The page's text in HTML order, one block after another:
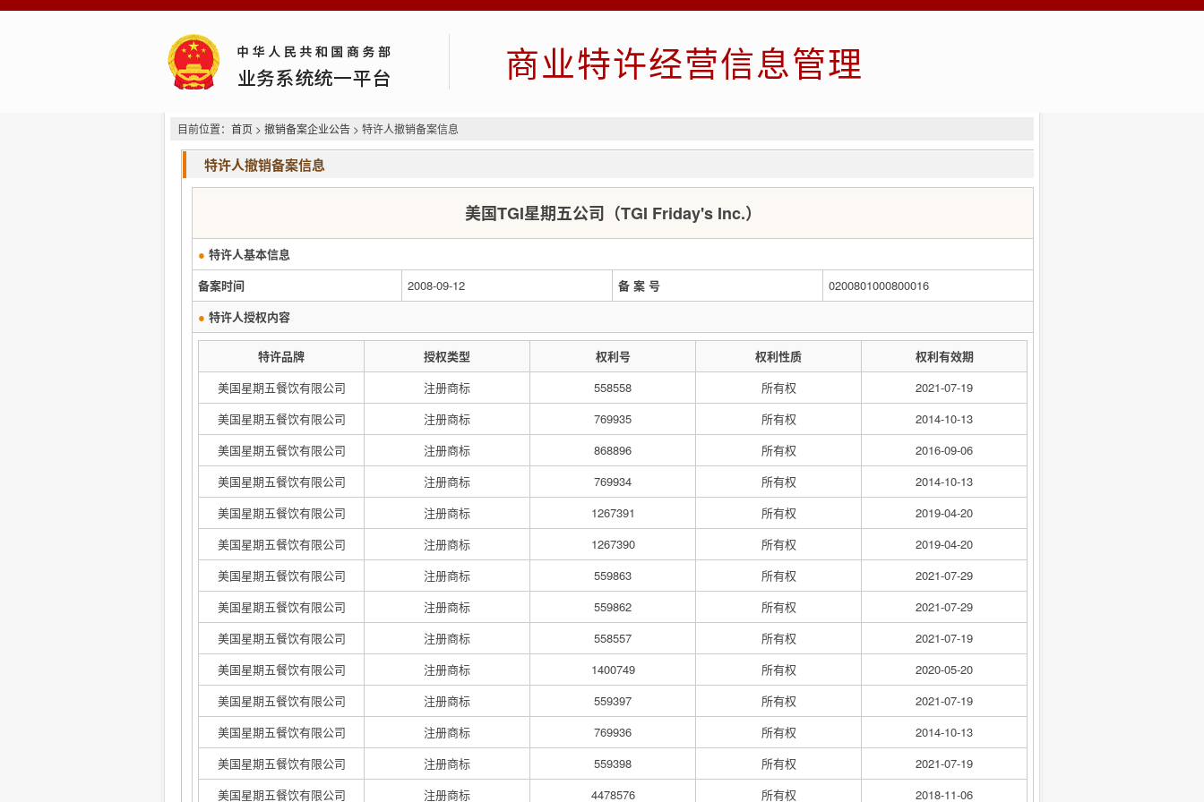
商业特许经营信息管理
目前位置： 首页 > 撤销备案企业公告 > 特许人撤销备案信息
特许人撤销备案信息
美国TGI星期五公司（TGI Friday's Inc.）
● 特许人基本信息
备案时间
2008-09-12 备 案 号
0200801000800016
● 特许人授权内容
特许品牌 授权类型 权利号 权利性质
权利有效期
美国星期五餐饮有限公司
注册商标 558558 所有权
2021-07-19
美国星期五餐饮有限公司
注册商标 769935 所有权
2014-10-13
美国星期五餐饮有限公司
注册商标 868896 所有权
2016-09-06
美国星期五餐饮有限公司
注册商标 769934 所有权
2014-10-13
美国星期五餐饮有限公司
注册商标 1267391 所有权
2019-04-20
美国星期五餐饮有限公司
注册商标 1267390 所有权
2019-04-20
美国星期五餐饮有限公司
注册商标 559863 所有权
2021-07-29
美国星期五餐饮有限公司
注册商标 559862 所有权
2021-07-29
美国星期五餐饮有限公司
注册商标 558557 所有权
2021-07-19
美国星期五餐饮有限公司
注册商标 1400749 所有权
2020-05-20
美国星期五餐饮有限公司
注册商标 559397 所有权
2021-07-19
美国星期五餐饮有限公司
注册商标 769936 所有权
2014-10-13
美国星期五餐饮有限公司
注册商标 559398 所有权
2021-07-19
美国星期五餐饮有限公司
注册商标 4478576 所有权 2018-11-06